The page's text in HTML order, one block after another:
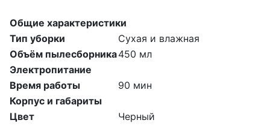
Общие характеристики
Тип уборки
Сухая и влажная
Объём пылесборника450 мл
Электропитание
Время работы
90 мин
Корпус и габариты
Цвет
Черный